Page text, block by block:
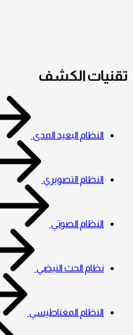
تقنيات الكشف
النظام البعيد المدى
النظام التصويري
النظام الصوتي
نظام الحث النبضي
النظام المغناطيسي